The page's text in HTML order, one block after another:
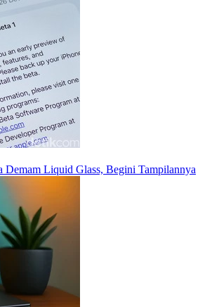
Liquid Glass, Begini Tampilannya